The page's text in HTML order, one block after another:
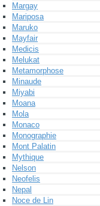
Margay
Mariposa
Maruko
Mayfair
Medicis
Melukat
Metamorphose
Minaude
Miyabi
Moana
Mola
Monaco
Monographie
Mont Palatin
Mythique
Nelson
Neofelis
Nepal
Noce de Lin